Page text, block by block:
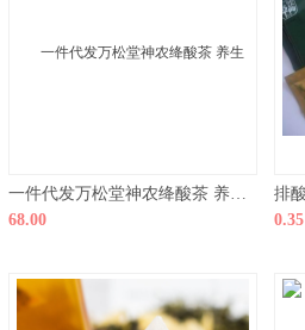
一件代发万松堂神农绛酸茶 养生花茶 痛风排酸 代加工降酸茶 茶叶
68.00
0.35